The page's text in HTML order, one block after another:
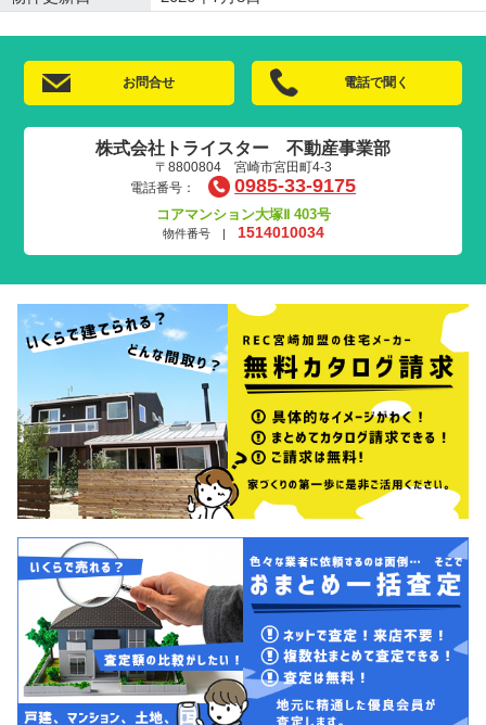
お問合せ 電話で聞く
株式会社トライスター 不動産事業部
〒8800804 宮崎市宮田町4-3
電話番号：
0985-33-9175
コアマンション大塚Ⅱ 403号
物件番号 | 1514010034